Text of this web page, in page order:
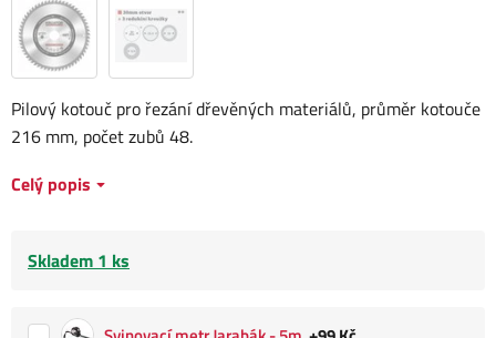
Pilový kotouč pro řezání dřevěných materiálů, průměr kotouče
216 mm, počet zubů 48.
Celý popis
Skladem 1 ks